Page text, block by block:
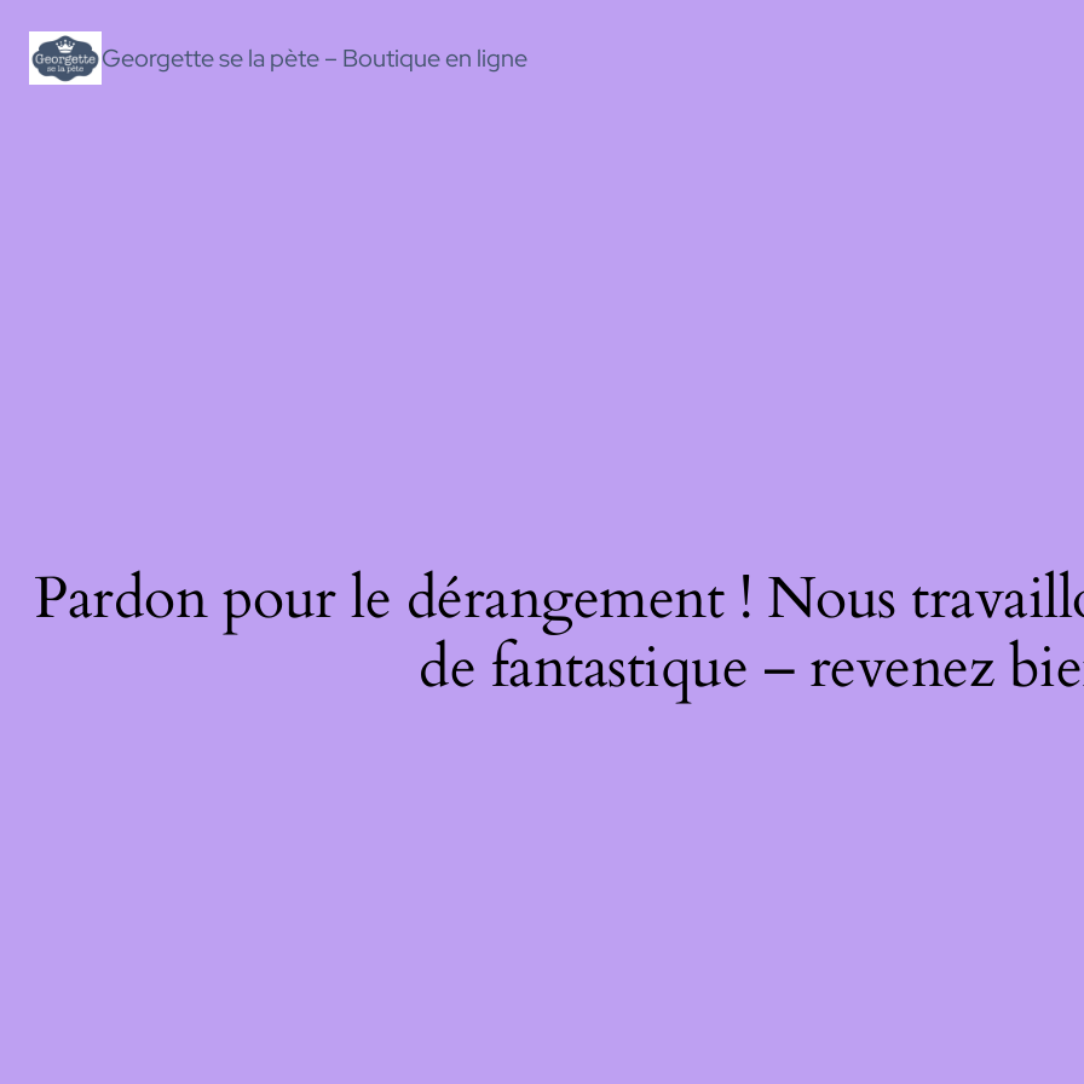
Georgette se la pète – Boutique en ligne
Pardon pour le dérangement ! Nous
de fantastique – revenez